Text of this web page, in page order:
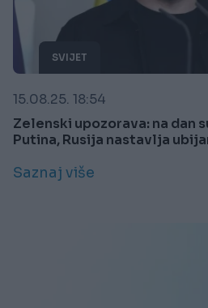
SVIJET
15.08.25. 18:54
Zelenski upozorava: na dan
Putina, Rusija nastavlja
Saznaj više